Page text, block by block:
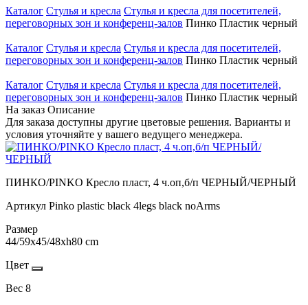
Каталог Стулья и кресла Стулья и кресла для посетителей,
переговорных зон и конференц-залов Пинко Пластик черный
Каталог Стулья и кресла Стулья и кресла для посетителей,
переговорных зон и конференц-залов Пинко Пластик черный
Каталог Стулья и кресла Стулья и кресла для посетителей,
переговорных зон и конференц-залов Пинко Пластик черный
На заказ Описание
Для заказа доступны другие цветовые решения. Варианты и
условия уточняйте у вашего ведущего менеджера.
ПИНКО/PINKO Кресло пласт, 4 ч.оп,б/п ЧЕРНЫЙ/ЧЕРНЫЙ
Артикул Pinko plastic black 4legs black noArms
Размер
44/59x45/48xh80 cm
Цвет
Вес 8